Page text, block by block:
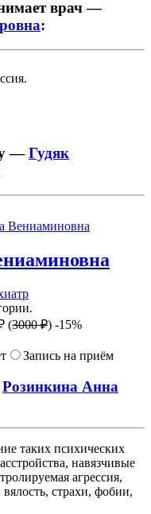
врач —
:
.
—Гудяк
(3000 ₽) -15%
Запись на приём
Розинкина Анна
таких психических
навязчивые
агрессия,
страхи, фобии,